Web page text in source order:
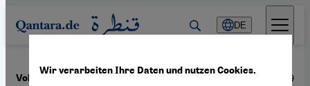
Direkt zum Inhalt springen
DE
Volker Perthes: "Iran – eine politische
·11.06.2009
Wir verarbeiten Ihre Daten und nutzen Cookies.